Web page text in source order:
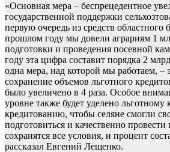
«Основная мера – беспрецедентное
государственной поддержки
первую очередь из средств областного
прошлом году мы довели аграриям 1
подготовки и проведения посевной
году эта цифра составит порядка 2
одна мера, над которой мы работаем, –
сохранение объемов льготного
было увеличено в 4 раза. Особое
уровне также будет уделено льготному
кредитованию, чтобы селяне смогли
подготовиться и качественно
сохранятся все условия, и процент
рассказал Евгений Лещенко.